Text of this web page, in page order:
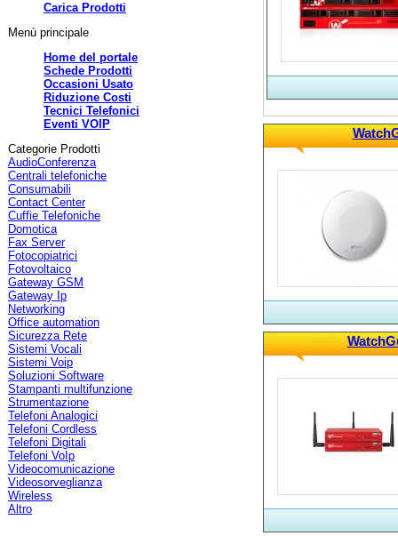
Carica Prodotti
Menù principale
Home del portale
Schede Prodotti
Occasioni Usato
Riduzione Costi
Tecnici Telefonici
Eventi VOIP
Categorie Prodotti
AudioConferenza
Centrali telefoniche
Consumabili
Contact Center
Cuffie Telefoniche
Domotica
Fax Server
Fotocopiatrici
Fotovoltaico
Gateway GSM
Gateway Ip
Networking
Office automation
Sicurezza Rete
Sistemi Vocali
Sistemi Voip
Soluzioni Software
Stampanti multifunzione
Strumentazione
Telefoni Analogici
Telefoni Cordless
Telefoni Digitali
Telefoni VoIp
Videocomunicazione
Videosorveglianza
Wireless
Altro